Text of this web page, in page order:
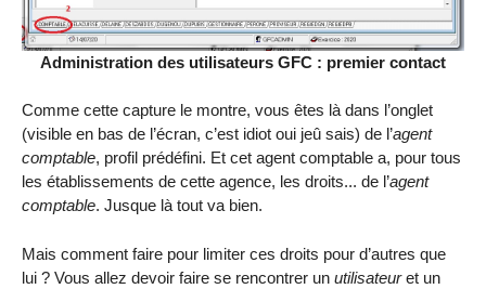
Administration des utilisateurs GFC : premier contact
Comme cette capture le montre, vous êtes là dans l’onglet
(visible en bas de l’écran, c’est idiot oui jeû sais) de l’agent
comptable, profil prédéfini. Et cet agent comptable a, pour tous
les établissements de cette agence, les droits... de l’agent
comptable. Jusque là tout va bien.
Mais comment faire pour limiter ces droits pour d’autres que
lui ? Vous allez devoir faire se rencontrer un utilisateuret un